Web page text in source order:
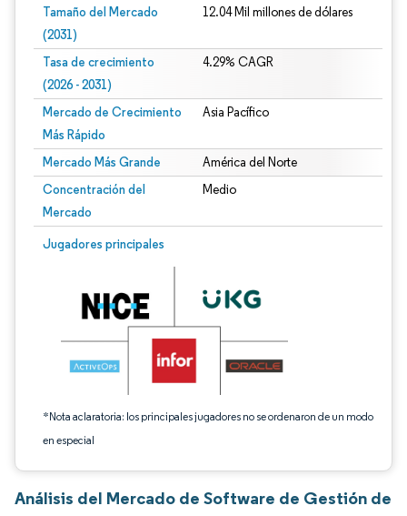
Tamaño del Mercado
(2031)
12.04 Mil millones de dólares
Tasa de crecimiento
(2026 - 2031)
4.29% CAGR
Mercado de Crecimiento
Más Rápido
Asia Pacífico
Mercado Más Grande América del Norte
Concentración del
Mercado
Medio
Jugadores principales
*Nota aclaratoria: los principales jugadores no se ordenaron de un modo
en especial
Imagen © Mordor Intelligence. El uso requiere atribución según CC BY 4.0.
Análisis del Mercado de Software de Gestión de